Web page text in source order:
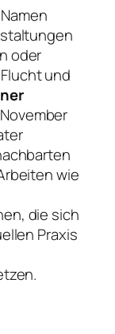
oder
und
wie
die sich
Praxis